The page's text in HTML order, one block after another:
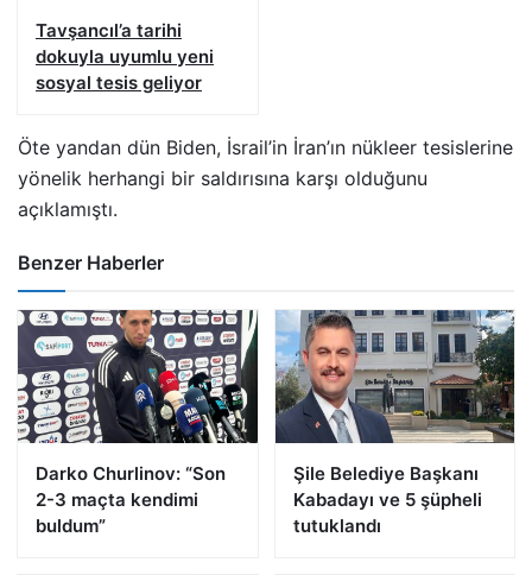
Tavşancıl’a tarihi
dokuyla uyumlu yeni
sosyal tesis geliyor
Öte yandan dün Biden, İsrail’in İran’ın nükleer tesislerine
yönelik herhangi bir saldırısına karşı olduğunu
açıklamıştı.
Benzer Haberler
Darko Churlinov: “Son
2-3 maçta kendimi
buldum”
Şile Belediye Başkanı
Kabadayı ve 5 şüpheli
tutuklandı